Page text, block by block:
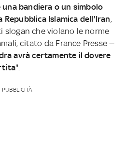
una bandiera o un simbolo
Repubblica Islamica dell'Iran,
slogan che violano le norme
citato da France Presse —
avrà certamente il dovere
".
PUBBLICITÀ